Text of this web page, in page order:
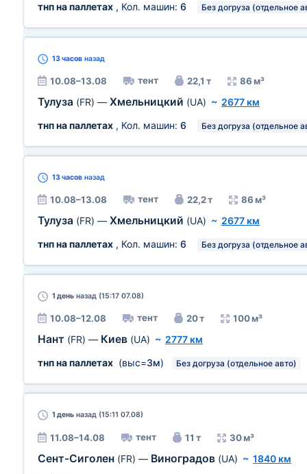
тнп на паллетах , Кол. машин: 6 Без догруза (отдельное
13 часов назад
10.08–13.08 тент 22,1 т 86 м³
Тулуза (FR) — Хмельницкий (UA) ~ 2677 км
тнп на паллетах , Кол. машин: 6 Без догруза (отдельное
13 часов назад
10.08–13.08 тент 22,2 т 86 м³
Тулуза (FR) — Хмельницкий (UA) ~ 2677 км
тнп на паллетах , Кол. машин: 6 Без догруза (отдельное
1 день назад (15:17 07.08)
10.08–12.08 тент 20 т 100 м³
Нант (FR) — Киев (UA) ~ 2777 км
тнп на паллетах (выс=3м) Без догруза (отдельное авто)
1 день назад (15:11 07.08)
11.08–14.08 тент 11 т 30 м³
Сент-Сиголен (FR) — Виноградов (UA) ~ 1840 км